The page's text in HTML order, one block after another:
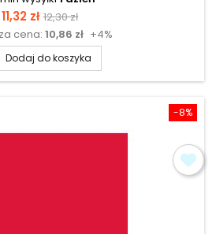
Cena
11,32 zł Cena
podstawowa
12,30 zł
cena: 10,86 zł +4%
Dodaj do koszyka
-8%